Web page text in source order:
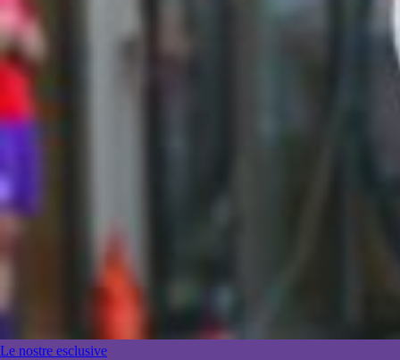
Le nostre esclusive